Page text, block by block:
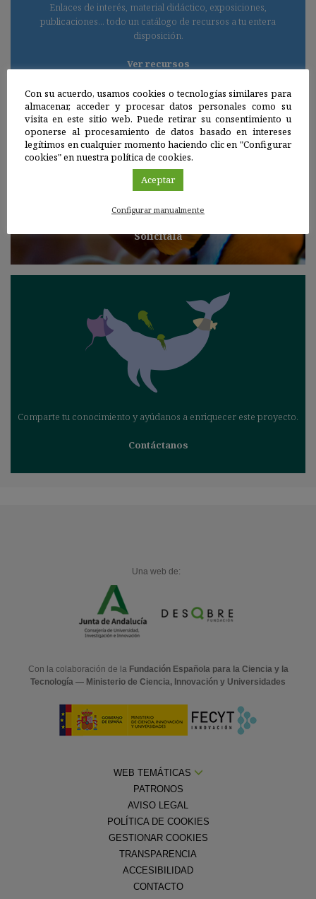
Enlaces de interés, material didáctico, exposiciones,
publicaciones... todo un catálogo de recursos a tu entera
disposición.
Ver recursos
EXPOSICIÓN
LOS ENLACES DE LA VIDA
Un recorrido por la importancia de la biodiversidad y
las principales causas de su declive.
Solicítala
Comparte tu conocimiento y ayúdanos a enriquecer este proyecto.
Contáctanos
Una web de:
Con la colaboración de la Fundación Española para la Ciencia y la
Tecnología — Ministerio de Ciencia, Innovación y Universidades
WEB TEMÁTICAS
PATRONOS
AVISO LEGAL
POLÍTICA DE COOKIES
GESTIONAR COOKIES
TRANSPARENCIA
ACCESIBILIDAD
CONTACTO
Con su acuerdo, usamos cookies o tecnologías similares para
almacenar, acceder y procesar datos personales como su
visita en este sitio web. Puede retirar su consentimiento u
oponerse al procesamiento de datos basado en intereses
legítimos en cualquier momento haciendo clic en "Configurar
cookies" en nuestra política de cookies.
Aceptar
Configurar manualmente